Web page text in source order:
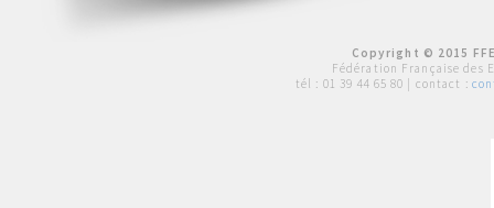
Copyright © 2015
Fédération Française des
tél : 01 39 44 65 80 | contact :